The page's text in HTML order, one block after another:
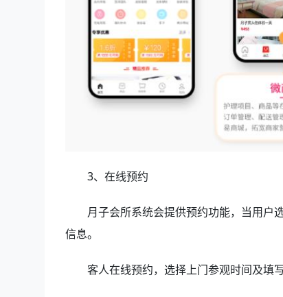
3、在线预约
月子会所系统会提供预约功能，当用户
信息。
客人在线预约，选择上门参观时间及填